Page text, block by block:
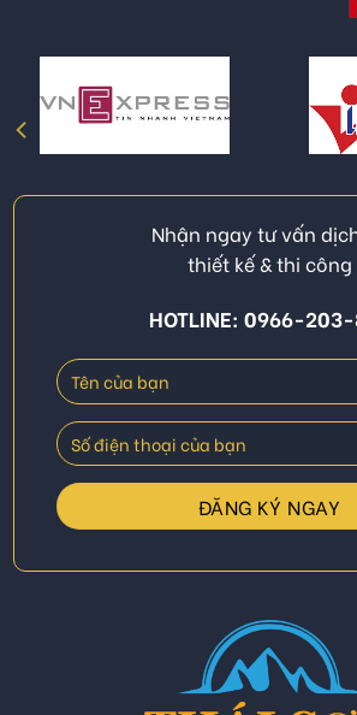
Nhận ngay tư vấn
thiết kế & thi công
HOTLINE: 0966-